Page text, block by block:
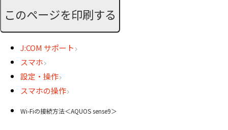
このページを印刷する
J:COM サポート
スマホ
設定・操作
スマホの操作
Wi-Fiの接続方法＜AQUOS sense9＞